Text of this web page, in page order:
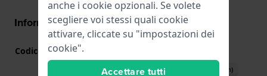
Informazioni del movimento
Codice Movimento
Scarica il manuale (English)
anche i cookie opzionali. Se volete
scegliere voi stessi quali cookie
attivare, cliccate su "impostazioni dei
cookie".
Accettare tutti